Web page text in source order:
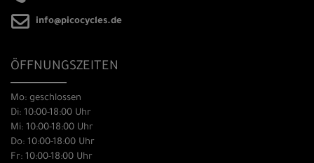
info@picocycles.de
ÖFFNUNGSZEITEN
Mo: geschlossen
Di: 10:00-18:00 Uhr
Mi: 10:00-18:00 Uhr
Do: 10:00-18:00 Uhr
Fr: 10:00-18:00 Uhr